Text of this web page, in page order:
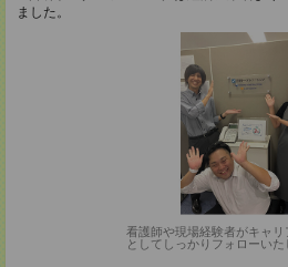
ました。
看護師や現場経験者がキャリ
としてしっかりフォローいた